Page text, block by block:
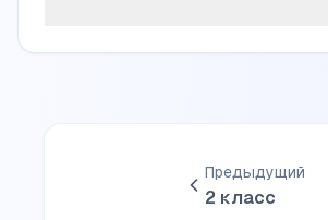
Предыдущий
2 класс